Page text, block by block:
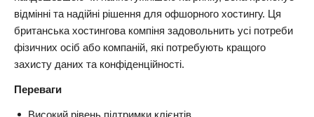
відмінні та надійні рішення для офшорного хостингу. Ця
британська хостингова компіня задовольнить усі потреби
фізичних осіб або компаній, які потребують кращого
захисту даних та конфіденційності.
Переваги
Високий рівень підтримки клієнтів